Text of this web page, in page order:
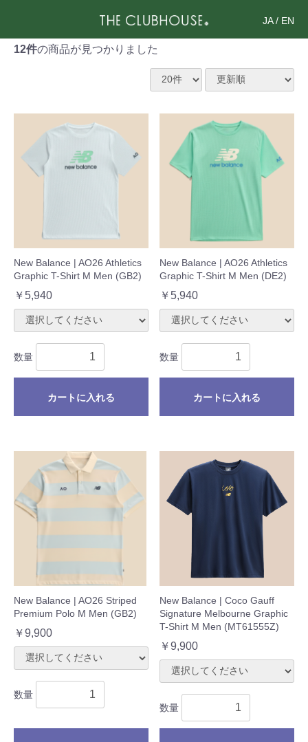
JA/ EN
12件の商品が見つかりました
New Balance | AO26 Athletics
Graphic T-Shirt M Men (GB2)
￥5,940
数量
カートに入れる
New Balance | AO26 Athletics
Graphic T-Shirt M Men (DE2)
￥5,940
数量
カートに入れる
New Balance | AO26 Striped
Premium Polo M Men (GB2)
￥9,900
数量
New Balance | Coco Gauff
Signature Melbourne Graphic
T-Shirt M Men (MT61555Z)
￥9,900
数量